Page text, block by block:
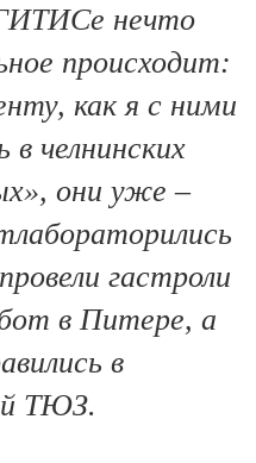
нечто
происходит:
как я с ними
в челнинских
они уже –
гастроли
в Питере, а
в
ТЮЗ.